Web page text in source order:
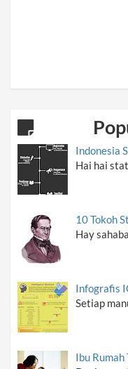
Indonesia
Hai hai
10 Tokoh
Hay
Infografis
Setiap
Ibu